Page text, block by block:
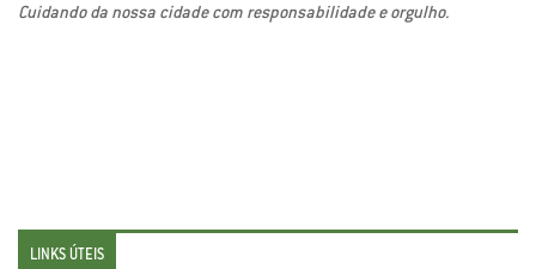
Cuidando da nossa cidade com responsabilidade e orgulho.
LINKS ÚTEIS